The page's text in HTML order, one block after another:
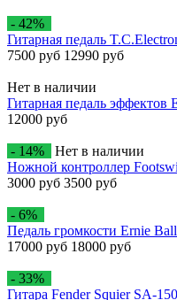
- 42%
Гитарная педаль
7500 руб 12990 руб
Нет в наличии
Гитарная педаль
12000 руб
- 14%
Нет в наличии
Ножной контроллер
3000 руб 3500 руб
- 6%
Педаль громкости Ernie
17000 руб 18000 руб
- 33%
Гитара Fender Squier SA-